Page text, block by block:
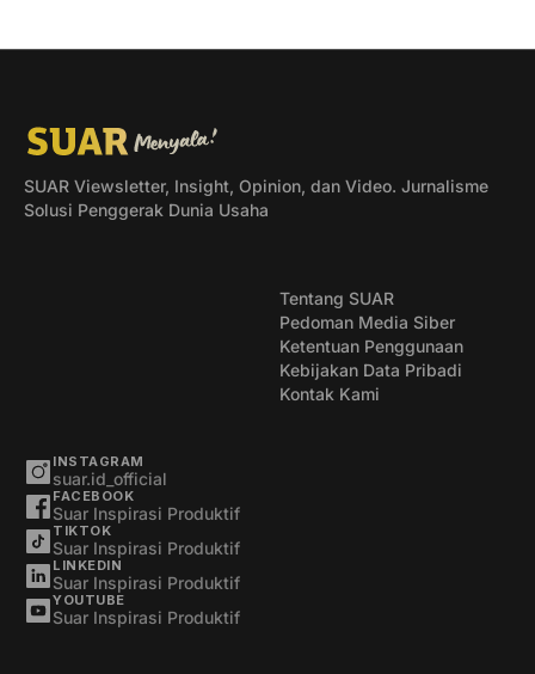
SUAR Viewsletter, Insight, Opinion, dan Video. Jurnalisme
Solusi Penggerak Dunia Usaha
Tentang SUAR
Pedoman Media Siber
Ketentuan Penggunaan
Kebijakan Data Pribadi
Kontak Kami
INSTAGRAM
suar.id_official
FACEBOOK
Suar Inspirasi Produktif
TIKTOK
Suar Inspirasi Produktif
LINKEDIN
Suar Inspirasi Produktif
YOUTUBE
Suar Inspirasi Produktif